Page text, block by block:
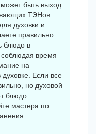
быть выход
ТЭНов.
духовки и
правильно.
блюдо в
соблюдая время
на
Если все
но духовой
блюдо
мастера по